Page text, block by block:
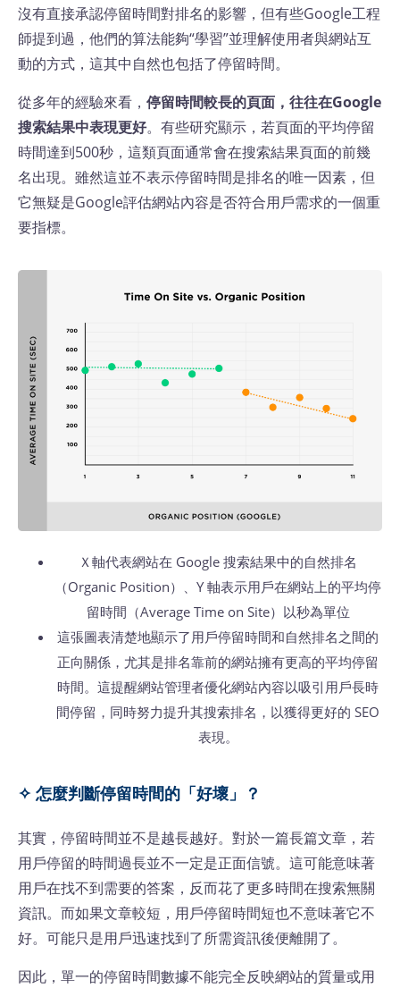
沒有直接承認停留時間對排名的影響，但有些Google工程
師提到過，他們的算法能夠“學習”並理解使用者與網站互
動的方式，這其中自然也包括了停留時間。
從多年的經驗來看， 停留時間較長的頁面，往往在Google
搜索結果中表現更好。有些研究顯示，若頁面的平均停留
時間達到500秒，這類頁面通常會在搜索結果頁面的前幾
名出現。雖然這並不表示停留時間是排名的唯一因素，但
它無疑是Google評估網站內容是否符合用戶需求的一個重
要指標。
Ｘ軸代表網站在 Google 搜索結果中的自然排名
（Organic Position）、Y 軸表示用戶在網站上的平均停
留時間（Average Time on Site）以秒為單位
這張圖表清楚地顯示了用戶停留時間和自然排名之間的
正向關係，尤其是排名靠前的網站擁有更高的平均停留
時間。這提醒網站管理者優化網站內容以吸引用戶長時
間停留，同時努力提升其搜索排名，以獲得更好的 SEO
表現。
✧ 怎麼判斷停留時間的「好壞」？
其實，停留時間並不是越長越好。對於一篇長篇文章，若
用戶停留的時間過長並不一定是正面信號。這可能意味著
用戶在找不到需要的答案，反而花了更多時間在搜索無關
資訊。而如果文章較短，用戶停留時間短也不意味著它不
好。可能只是用戶迅速找到了所需資訊後便離開了。
因此，單一的停留時間數據不能完全反映網站的質量或用